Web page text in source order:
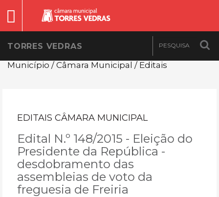
TORRES VEDRAS
Município / Câmara Municipal / Editais
EDITAIS CÂMARA MUNICIPAL
Edital N.º 148/2015 - Eleição do
Presidente da República -
desdobramento das
assembleias de voto da
freguesia de Freiria